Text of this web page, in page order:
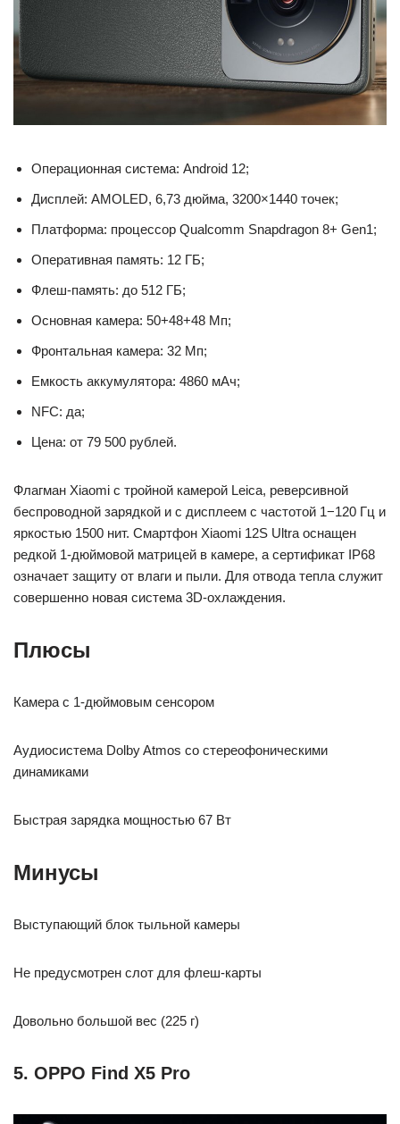
Операционная система: Android 12;
Дисплей: AMOLED, 6,73 дюйма, 3200×1440 точек;
Платформа: процессор Qualcomm Snapdragon 8+ Gen1;
Оперативная память: 12 ГБ;
Флеш-память: до 512 ГБ;
Основная камера: 50+48+48 Мп;
Фронтальная камера: 32 Мп;
Емкость аккумулятора: 4860 мАч;
NFC: да;
Цена: от 79 500 рублей.
Флагман Xiaomi с тройной камерой Leica, реверсивной
беспроводной зарядкой и с дисплеем с частотой 1−120 Гц и
яркостью 1500 нит. Смартфон Xiaomi 12S Ultra оснащен
редкой 1-дюймовой матрицей в камере, а сертификат IP68
означает защиту от влаги и пыли. Для отвода тепла служит
совершенно новая система 3D-охлаждения.
Плюсы
Камера с 1-дюймовым сенсором
Аудиосистема Dolby Atmos со стереофоническими
динамиками
Быстрая зарядка мощностью 67 Вт
Минусы
Выступающий блок тыльной камеры
Не предусмотрен слот для флеш-карты
Довольно большой вес (225 г)
5. OPPO Find X5 Pro